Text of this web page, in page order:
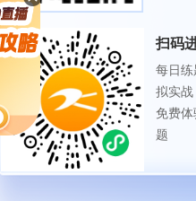
扫码
每日
拟实战
免费体
题